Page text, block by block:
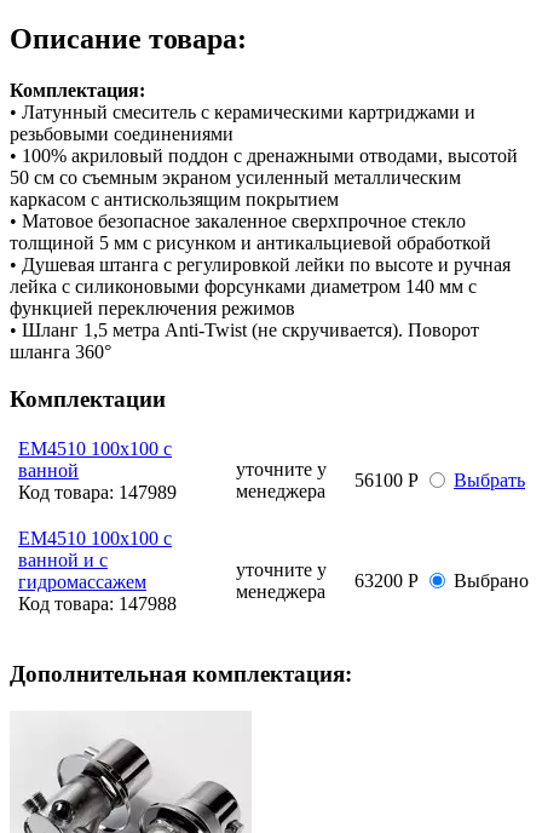
Описание товара:
Комплектация:
• Латунный смеситель с керамическими картриджами и
резьбовыми соединениями
• 100% акриловый поддон с дренажными отводами, высотой
50 см со съемным экраном усиленный металлическим
каркасом с антискользящим покрытием
• Матовое безопасное закаленное сверхпрочное стекло
толщиной 5 мм с рисунком и антикальциевой обработкой
• Душевая штанга с регулировкой лейки по высоте и ручная
лейка с силиконовыми форсунками диаметром 140 мм с
функцией переключения режимов
• Шланг 1,5 метра Anti-Twist (не скручивается). Поворот
шланга 360°
Комплектации
ЕМ4510 100х100 с
ванной
Код товара: 147989
уточните у
менеджера
56100 Р Выбрать
ЕМ4510 100х100 с
ванной и с
гидромассажем
Код товара: 147988
уточните у
менеджера
63200 Р Выбрано
Дополнительная комплектация: